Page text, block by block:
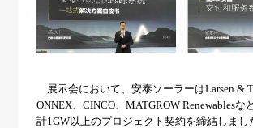
展示会において、安泰ソーラーはLarsen &
ONNEX、CINCO、MATGROW Renewablesな
計1GW以上のプロジェクト契約を締結しまし